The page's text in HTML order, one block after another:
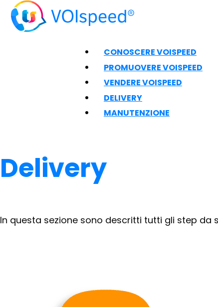
CONOSCERE VOISPEED
PROMUOVERE VOISPEED
VENDERE VOISPEED
DELIVERY
MANUTENZIONE
Delivery
In questa sezione sono descritti tutti gli step da